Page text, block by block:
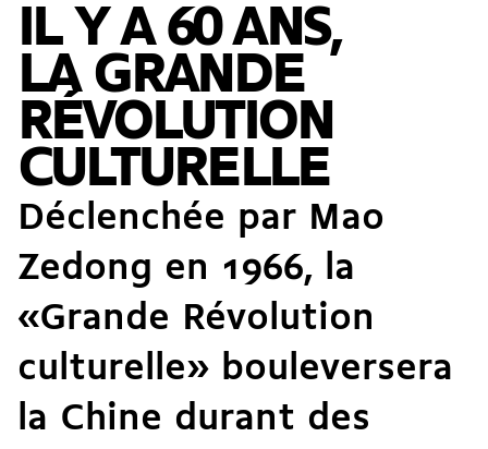
IL Y A 60 ANS,
LA GRANDE
RÉVOLUTION
CULTURELLE
Déclenchée par Mao
Zedong en 1966, la
«Grande Révolution
culturelle» bouleversera
la Chine durant des